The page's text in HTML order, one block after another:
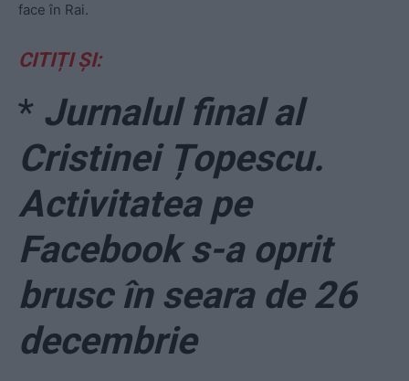
face în Rai.
CITIȚI ȘI:
* Jurnalul final al
Cristinei Țopescu.
Activitatea pe
Facebook s-a oprit
brusc în seara de 26
decembrie